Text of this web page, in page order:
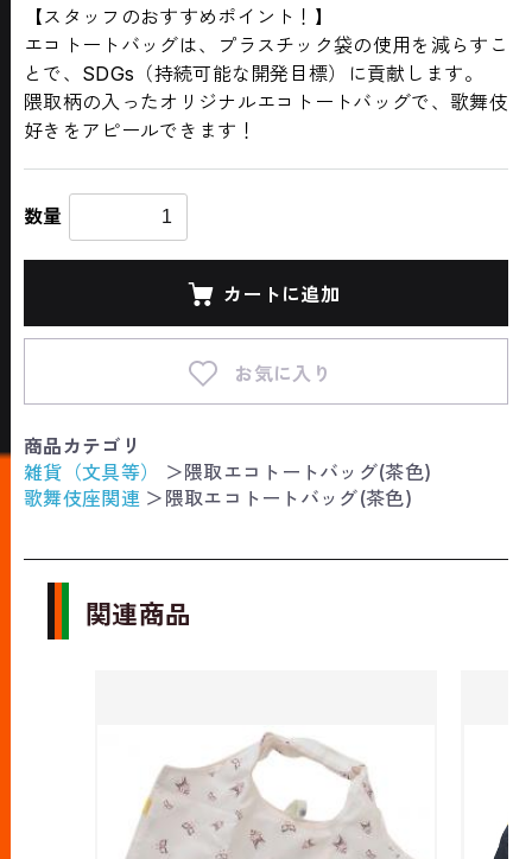
【スタッフのおすすめポイント！】
エコトートバッグは、プラスチック袋の使用を減らすこ
とで、SDGs（持続可能な開発目標）に貢献します。
隈取柄の入ったオリジナルエコトートバッグで、歌舞伎
好きをアピールできます！
数量
カートに追加
お気に入り
商品カテゴリ
雑貨（文具等）
＞ 隈取エコトートバッグ(茶色)
歌舞伎座関連 ＞ 隈取エコトートバッグ(茶色)
関連商品